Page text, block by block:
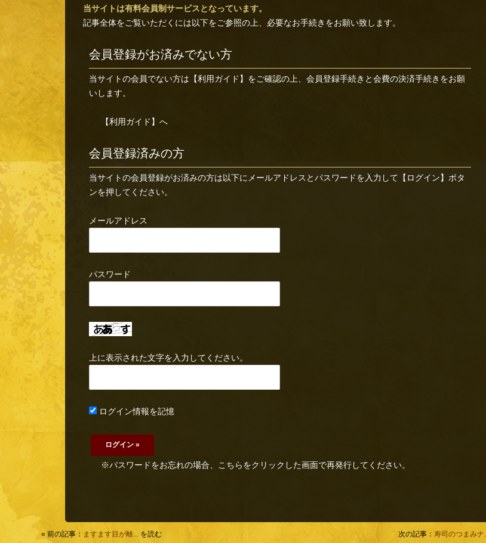
当サイトは有料会員制サービスとなっています。
記事全体をご覧いただくには以下をご参照の上、必要なお手続きをお願い致します。
会員登録がお済みでない方
当サイトの会員でない方は 【利用ガイド】 をご確認の上、会員登録手続きと会費の決済手続きをお願
いします。
【利用ガイド】へ
会員登録済みの方
当サイトの会員登録がお済みの方は以下にメールアドレスとパスワードを入力して【ログイン】ボタ
ンを押してください。
メールアドレス
パスワード
上に表示された文字を入力してください。
ログイン情報を記憶
※パスワードをお忘れの場合、こちらをクリックした画面で再発行してください。
« 前の記事： ますます目が離... を読む 次の記事： 寿司のつまみナ...